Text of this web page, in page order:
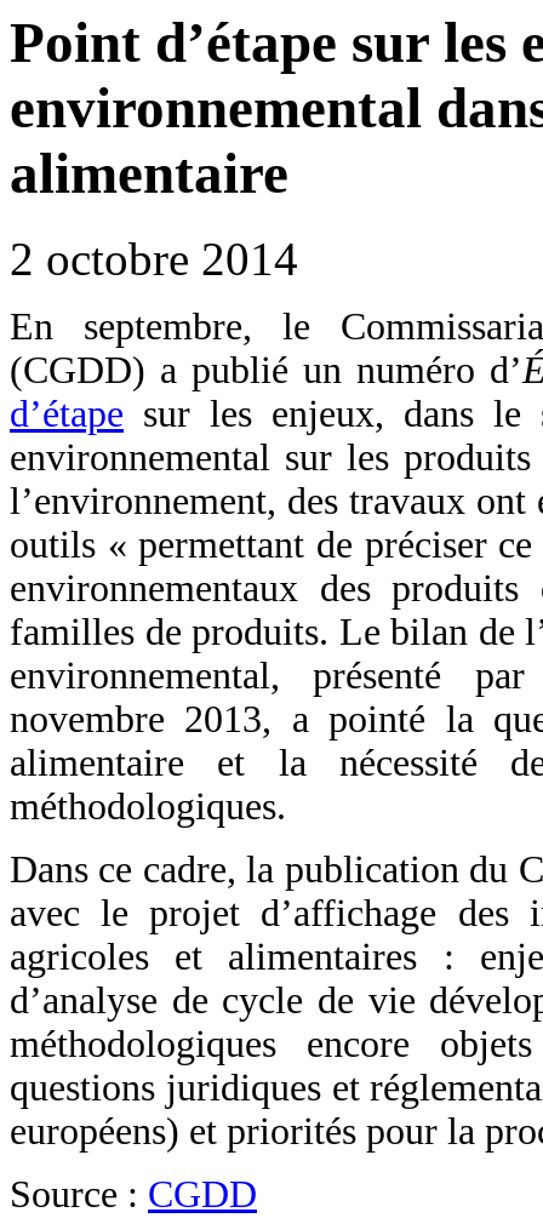
Point d’étape sur les
environnemental
alimentaire
2 octobre 2014
En septembre, le
(CGDD) a publié un numéro d’
d’étape sur les enjeux, dans le
environnemental sur les
l’environnement, des travaux ont
outils « permettant de préciser
environnementaux des
familles de produits. Le bilan de
environnemental, présenté
novembre 2013, a pointé la
alimentaire et la nécessité
méthodologiques.
Dans ce cadre, la publication du
avec le projet d’affichage des
agricoles et alimentaires :
d’analyse de cycle de vie
méthodologiques encore
questions juridiques et
européens) et priorités pour la
Source : CGDD